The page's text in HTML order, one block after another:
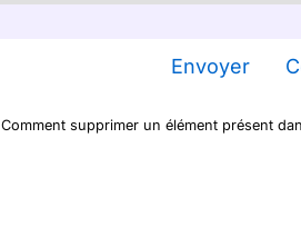
Envoyer
Comment supprimer un élément présent